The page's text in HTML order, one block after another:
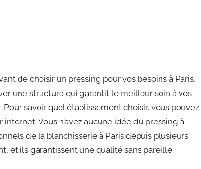
de choisir un pressing pour vos besoins à Paris,
une structure qui garantit le meilleur soin à vos
savoir quel établissement choisir, vous pouvez
Vous n’avez aucune idée du pressing à
de la blanchisserie à Paris depuis plusieurs
et ils garantissent une qualité sans pareille.